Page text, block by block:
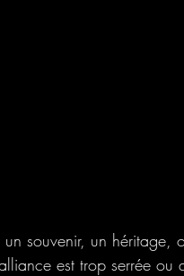
souvenir, un héritage,
est trop serrée ou